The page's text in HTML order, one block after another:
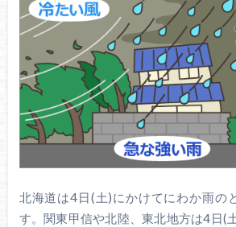
北海道は4日(土)にかけてにわか雨の
す。関東甲信や北陸、東北地方は4日(